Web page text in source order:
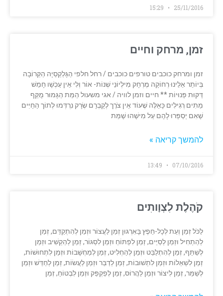
25/11/2016
זמן, מרחק וחיים
זמן ומרחק כוכבים טורפים כוכבים / רחל חלפי הַגָּלַקְסְיָה הַקְּרוֹבָה
בְּיוֹתֵר אֵלֵינוּ רְחוֹקָה מֶרְחָק מִילְיוֹנֵי שְׁנוֹת- אוֹר וְלִי אֵין עַכְשָׁו חָמֵשׁ
דַּקּוּת פְּנוּיוֹת ** חיים וזמן לוויה / אגי משעול הַמֵּת הַגָּמוּר מֻקַּף
מֵתִים רְגִילִים כָּאֵלֶּה שֶׁעוֹד אֵין צֹרֶך לְקָבְרָם שְׂרָק נִרְדְּמוּ לְתוֹך הַחַיִּים
שֶׁאִם יְסַפְּרוּ לָהֶם עַל מִישֶׁהוּ שֶׁמֵּת
להמשך קריאה »
07/10/2016
קֹהֶלֶת לִצְוָותִים‎
לַכֹּל זְמַן וְעֵת לְכָל-חֵפֶץ בָּאִרְגּוּן זְמַן לַעֲצוֹר וּזְמַן לְהִתְקַדֵּם, זְמַן
לְהַתְחִיל וּזְמַן לְסַיֵּים, זְמַן לִפְתּוֹחַ וּזְמַן לִסְגּוֹר, זְמַן לְהַקְשִׁיב וּזְמַן
לְשַׁתֵּף, זְמַן לְהִתְלַבֵּט וּזְמַן לְהַחְלִיט, זְמַן לְמַחְשָׁבוֹת וּזְמַן לִתְחוּשׁוֹת,
זְמַן לִשְׁאֵלוֹת וּזְמַן לִתְשׁוּבוֹת, זְמַן לְדַבֵּר וּזְמַן לַעֲשׂוֹת, זְמַן לְחַדֵּשׁ וּזְמַן
לְשַׁמֵּר, זְמַן לִיצוֹר וּזְמַן לַהֲרוֹס, זְמַן לְפַקְפֵּק וּזְמַן לִבְטוֹחַ, זְמַן